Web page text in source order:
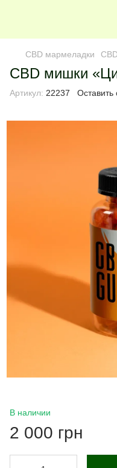
СBD мармеладки
CBD мишки
Артикул: 22237 Оставить
В наличии
2 000 грн